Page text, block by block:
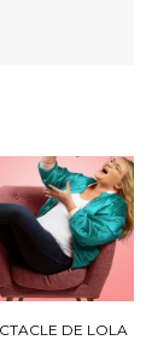
DE LOLA